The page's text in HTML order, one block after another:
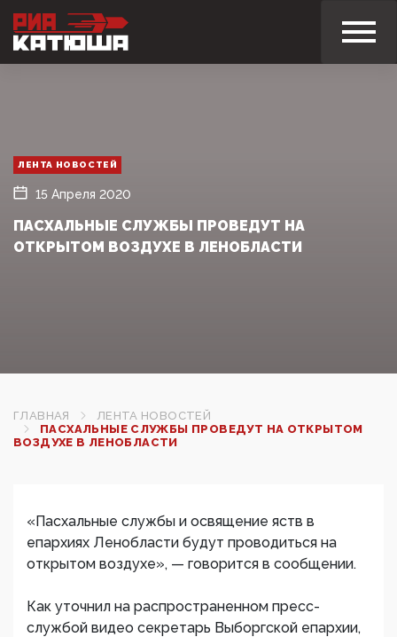
ЛЕНТА НОВОСТЕЙ
15 Апреля 2020
ПАСХАЛЬНЫЕ СЛУЖБЫ ПРОВЕДУТ НА
ОТКРЫТОМ ВОЗДУХЕ В ЛЕНОБЛАСТИ
ГЛАВНАЯ
ЛЕНТА НОВОСТЕЙ
ПАСХАЛЬНЫЕ СЛУЖБЫ ПРОВЕДУТ НА ОТКРЫТОМ
ВОЗДУХЕ В ЛЕНОБЛАСТИ
«Пасхальные службы и освящение яств в
епархиях Ленобласти будут проводиться на
открытом воздухе», — говорится в сообщении.
Как уточнил на распространенном пресс-
службой видео секретарь Выборгской епархии,